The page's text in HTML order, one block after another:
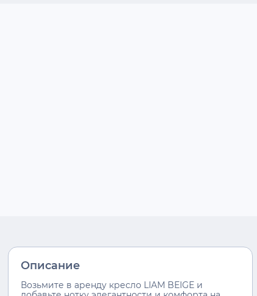
Описание
Возьмите в аренду кресло LIAM BEIGE и